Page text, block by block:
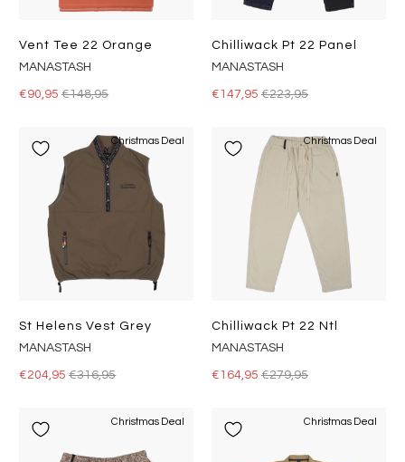
Vent Tee 22 Orange
MANASTASH
€90,95€148,95
Chilliwack Pt 22 Panel
MANASTASH
€147,95 €223,95
Christmas Deal
St Helens Vest Grey
MANASTASH
€204,95€316,95
Christmas Deal
Chilliwack Pt 22 Ntl
MANASTASH
€164,95 €279,95
Christmas Deal Christmas Deal